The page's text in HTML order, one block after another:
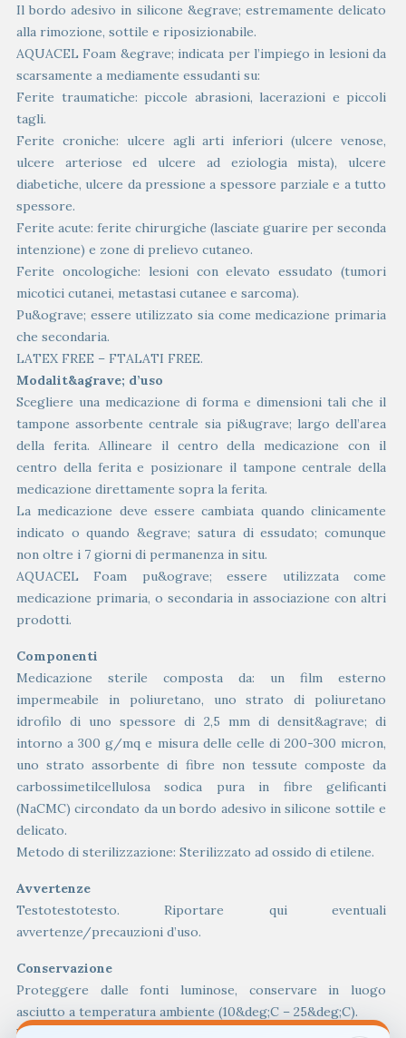
Il bordo adesivo in silicone &egrave; estremamente delicato
alla rimozione, sottile e riposizionabile.
AQUACEL Foam &egrave; indicata per l’impiego in lesioni da
scarsamente a mediamente essudanti su:
Ferite traumatiche: piccole abrasioni, lacerazioni e piccoli
tagli.
Ferite croniche: ulcere agli arti inferiori (ulcere venose,
ulcere arteriose ed ulcere ad eziologia mista), ulcere
diabetiche, ulcere da pressione a spessore parziale e a tutto
spessore.
Ferite acute: ferite chirurgiche (lasciate guarire per seconda
intenzione) e zone di prelievo cutaneo.
Ferite oncologiche: lesioni con elevato essudato (tumori
micotici cutanei, metastasi cutanee e sarcoma).
Pu&ograve; essere utilizzato sia come medicazione primaria
che secondaria.
LATEX FREE – FTALATI FREE.
Modalit&agrave; d’uso
Scegliere una medicazione di forma e dimensioni tali che il
tampone assorbente centrale sia pi&ugrave; largo dell’area
della ferita. Allineare il centro della medicazione con il
centro della ferita e posizionare il tampone centrale della
medicazione direttamente sopra la ferita.
La medicazione deve essere cambiata quando clinicamente
indicato o quando &egrave; satura di essudato; comunque
non oltre i 7 giorni di permanenza in situ.
AQUACEL Foam pu&ograve; essere utilizzata come
medicazione primaria, o secondaria in associazione con altri
prodotti.
Componenti
Medicazione sterile composta da: un film esterno
impermeabile in poliuretano, uno strato di poliuretano
idrofilo di uno spessore di 2,5 mm di densit&agrave; di
intorno a 300 g/mq e misura delle celle di 200-300 micron,
uno strato assorbente di fibre non tessute composte da
carbossimetilcellulosa sodica pura in fibre gelificanti
(NaCMC) circondato da un bordo adesivo in silicone sottile e
delicato.
Metodo di sterilizzazione: Sterilizzato ad ossido di etilene.
Avvertenze
Testotestotesto. Riportare qui eventuali
avvertenze/precauzioni d’uso.
Conservazione
Proteggere dalle fonti luminose, conservare in luogo
asciutto a temperatura ambiente (10&deg;C – 25&deg;C).
Validit&agrave; in anni: 3.